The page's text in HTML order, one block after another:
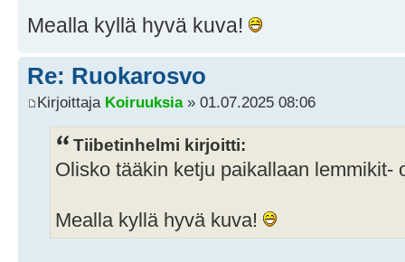
Mealla kyllä hyvä kuva!
Re: Ruokarosvo
Kirjoittaja Koiruuksia» 01.07.2025 08:06
Tiibetinhelmi kirjoitti:
Olisko tääkin ketju paikallaan lemmikit-
Mealla kyllä hyvä kuva!